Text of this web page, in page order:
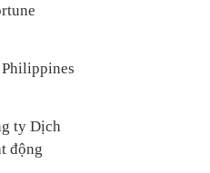
ty Dịch
động